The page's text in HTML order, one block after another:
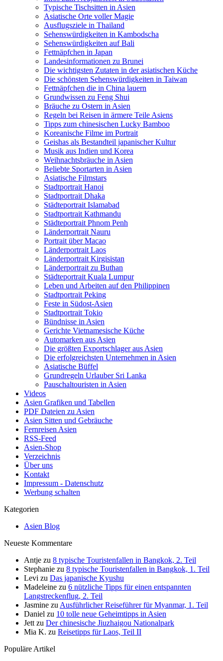
Typische Tischsitten in Asien
Asiatische Orte voller Magie
Ausflugsziele in Thailand
Sehenswürdigkeiten in Kambodscha
Sehenswürdigkeiten auf Bali
Fettnäpfchen in Japan
Landesinformationen zu Brunei
Die wichtigsten Zutaten in der asiatischen Küche
Die schönsten Sehenswürdigkeiten in Taiwan
Fettnäpfchen die in China lauern
Grundwissen zu Feng Shui
Bräuche zu Ostern in Asien
Regeln bei Reisen in ärmere Teile Asiens
Tipps zum chinesischen Lucky Bamboo
Koreanische Filme im Portrait
Geishas als Bestandteil japanischer Kultur
Musik aus Indien und Korea
Weihnachtsbräuche in Asien
Beliebte Sportarten in Asien
Asiatische Filmstars
Stadtportrait Hanoi
Stadtportrait Dhaka
Städteportrait Islamabad
Stadtportrait Kathmandu
Städteportrait Phnom Penh
Länderportrait Nauru
Portrait über Macao
Länderportrait Laos
Länderportrait Kirgisistan
Länderportrait zu Buthan
Städteportrait Kuala Lumpur
Leben und Arbeiten auf den Philippinen
Stadtportrait Peking
Feste in Südost-Asien
Stadtportrait Tokio
Bündnisse in Asien
Gerichte Vietnamesische Küche
Automarken aus Asien
Die größten Exportschlager aus Asien
Die erfolgreichsten Unternehmen in Asien
Asiatische Büffel
Grundregeln Urlauber Sri Lanka
Pauschaltouristen in Asien
Videos
Asien Grafiken und Tabellen
PDF Dateien zu Asien
Asien Sitten und Gebräuche
Fernreisen Asien
RSS-Feed
Asien-Shop
Verzeichnis
Über uns
Kontakt
Impressum - Datenschutz
Werbung schalten
Kategorien
Asien Blog
Neueste Kommentare
Antje zu 8 typische Touristenfallen in Bangkok, 2. Teil
Stephanie zu 8 typische Touristenfallen in Bangkok, 1. Teil
Levi zu Das japanische Kyushu
Madeleine zu 6 nützliche Tipps für einen entspannten
Langstreckenflug, 2. Teil
Jasmine zu Ausführlicher Reiseführer für Myanmar, 1. Teil
Daniel zu 10 tolle neue Geheimtipps in Asien
Jett zu Der chinesische Jiuzhaigou Nationalpark
Mia K. zu Reisetipps für Laos, Teil II
Populäre Artikel